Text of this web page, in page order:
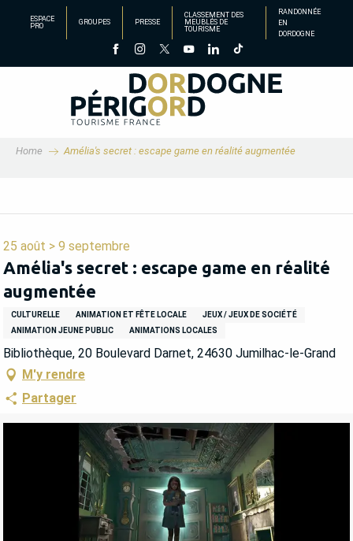
principal
ESPACE
PRO
GROUPES PRESSE
CLASSEMENT DES
MEUBLÉS DE
TOURISME
RANDONNÉE
EN
DORDOGNE
Home Amélia's secret : escape game en réalité augmentée
25 août > 9 septembre
Amélia's secret : escape game en réalité
augmentée
CULTURELLE ANIMATION ET FÊTE LOCALE
JEUX / JEUX DE SOCIÉTÉ
ANIMATION JEUNE PUBLIC
ANIMATIONS LOCALES
Bibliothèque, 20 Boulevard Darnet, 24630 Jumilhac-le-Grand
M'y rendre
Partager